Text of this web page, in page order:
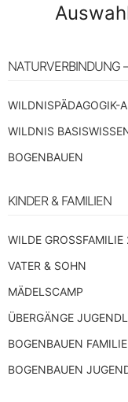
NATURVERBINDUNG
WILDNISPÄDAGOGIK-
WILDNIS
BOGENBAUEN
KINDER & FAMILIEN
WILDE GROSSFAMILIE
VATER & SOHN
MÄDELSCAMP
ÜBERGÄNGE
BOGENBAUEN
BOGENBAUEN